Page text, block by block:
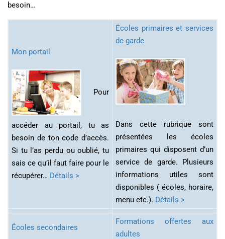
besoin…
Mon portail
Pour
accéder au portail, tu as
besoin de ton code d’accès.
Si tu l’as perdu ou oublié, tu
sais ce qu’il faut faire pour le
récupérer… Détails >
Écoles primaires et services
de garde
Dans cette rubrique sont
présentées les écoles
primaires qui disposent d’un
service de garde. Plusieurs
informations utiles sont
disponibles ( écoles, horaire,
menu etc.). Détails >
Écoles secondaires
Formations offertes aux
adultes